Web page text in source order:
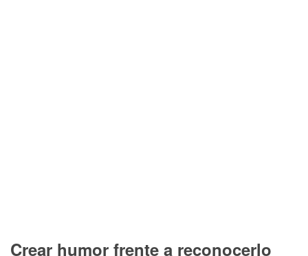
Crear humor frente a reconocerlo